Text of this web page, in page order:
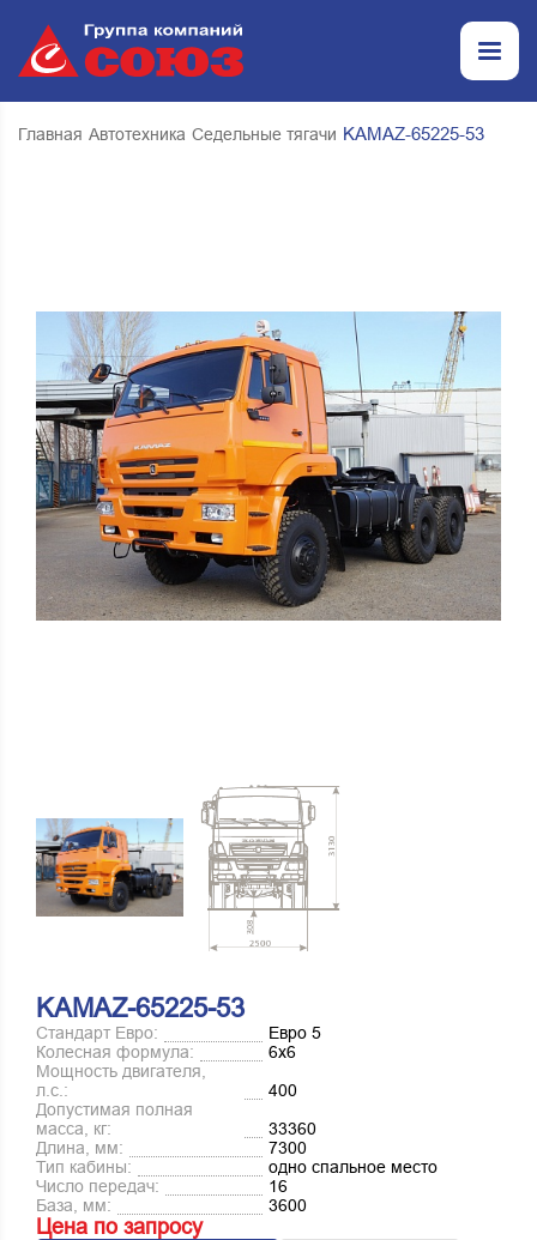
Главная Автотехника Седельные тягачи KAMAZ-65225-53
KAMAZ-65225-53
Стандарт Евро:
Евро 5
Колесная формула:
6х6
Мощность двигателя,
л.с.:
400
Допустимая полная
масса, кг:
33360
Длина, мм:
7300
Тип кабины:
одно спальное место
Число передач:
16
База, мм:
3600
Цена по запросу